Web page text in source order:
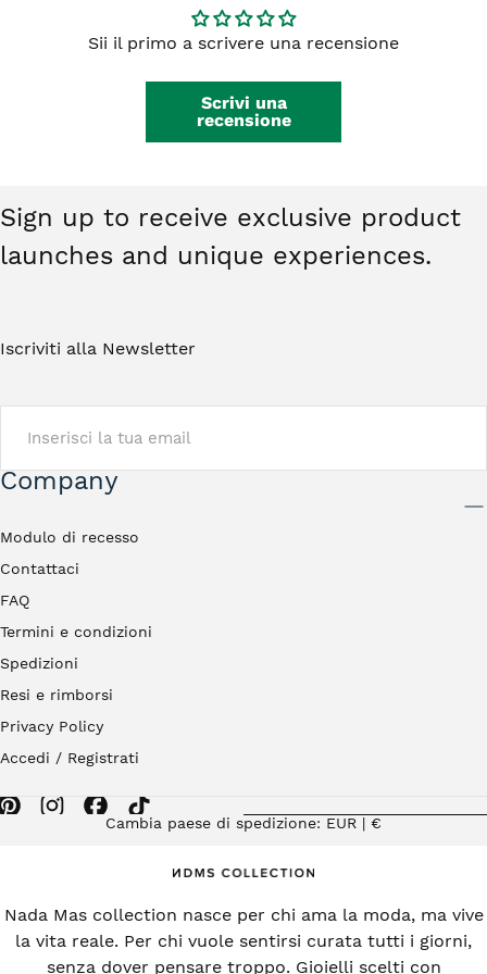
confezione originale. Gli orecchini non
rientrano nel diritto di recesso. Ti basterà
Sii il primo a scrivere una recensione
Scrivi una
recensione
Sign up to receive exclusive product
launches and unique experiences.
Iscriviti alla Newsletter
EMAIL
Company
Modulo di recesso
Contattaci
FAQ
Termini e condizioni
Spedizioni
Resi e rimborsi
Privacy Policy
Accedi / Registrati
Cambia paese di spedizione: EUR | €
Nada Mas collection nasce per chi ama la moda, ma vive
la vita reale. Per chi vuole sentirsi curata tutti i giorni,
senza dover pensare troppo. Gioielli scelti con